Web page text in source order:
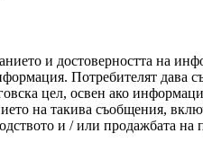
и достоверността на
Потребителят дава
цел, освен ако
на такива съобщения,
и / или продажбата